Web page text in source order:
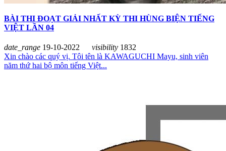
BÀI THI ĐOẠT GIẢI NHẤT KỲ THI HÙNG BIỆN TIẾNG
VIỆT LẦN 04
date_range 19-10-2022 visibility 1832
Xin chào các quý vị. Tôi tên là KAWAGUCHI Mayu, sinh viên
năm thứ hai bộ môn tiếng Việt...